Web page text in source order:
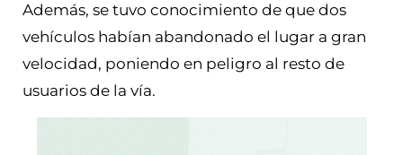
Además, se tuvo conocimiento de que dos
vehículos habían abandonado el lugar a gran
velocidad, poniendo en peligro al resto de
usuarios de la vía.